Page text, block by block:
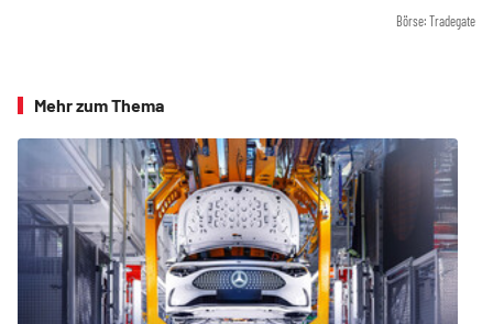
Börse: Tradegate
Mehr zum Thema